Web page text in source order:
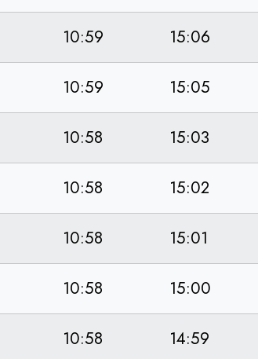
10:59 15:06
10:59 15:05
10:58 15:03
10:58 15:02
10:58 15:01
10:58 15:00
10:58 14:59